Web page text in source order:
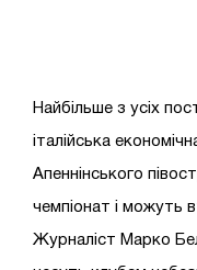
Найбільше з усіх
італійська
Апеннінського
чемпіонат і можуть
Журналіст Марко